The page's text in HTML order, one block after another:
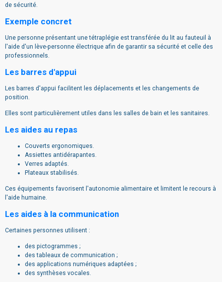
de sécurité.
Exemple concret
Une personne présentant une tétraplégie est transférée du lit au fauteuil à
l'aide d'un lève-personne électrique afin de garantir sa sécurité et celle des
professionnels.
Les barres d'appui
Les barres d'appui facilitent les déplacements et les changements de
position.
Elles sont particulièrement utiles dans les salles de bain et les sanitaires.
Les aides au repas
Couverts ergonomiques.
Assiettes antidérapantes.
Verres adaptés.
Plateaux stabilisés.
Ces équipements favorisent l'autonomie alimentaire et limitent le recours à
l'aide humaine.
Les aides à la communication
Certaines personnes utilisent :
des pictogrammes ;
des tableaux de communication ;
des applications numériques adaptées ;
des synthèses vocales.